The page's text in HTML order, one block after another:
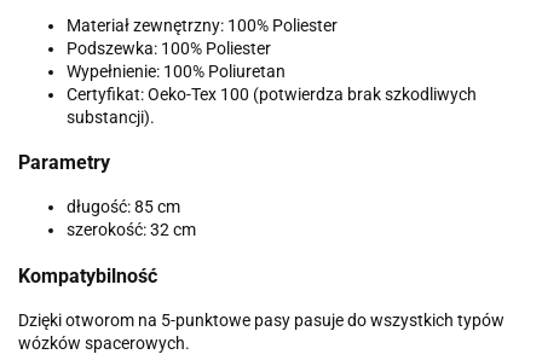
Materiał zewnętrzny: 100% Poliester
Podszewka: 100% Poliester
Wypełnienie: 100% Poliuretan
Certyfikat: Oeko-Tex 100 (potwierdza brak szkodliwych
substancji).
Parametry
długość: 85 cm
szerokość: 32 cm
Kompatybilność
Dzięki otworom na 5-punktowe pasy pasuje do wszystkich typów
wózków spacerowych.